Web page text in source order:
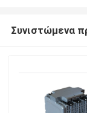
Συνιστώμενα